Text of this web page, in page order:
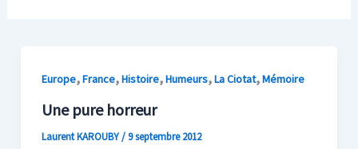
Europe,France,Histoire,Humeurs,La Ciotat,Mémoire
Une pure horreur
Laurent KAROUBY/9 septembre 2012